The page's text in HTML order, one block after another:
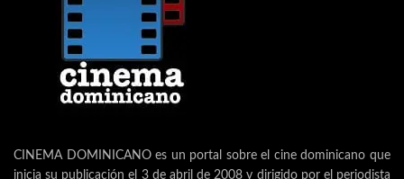
CINEMA DOMINICANO es un portal sobre el cine dominicano que
inicia su publicación el 3 de abril de 2008 y dirigido por el periodista